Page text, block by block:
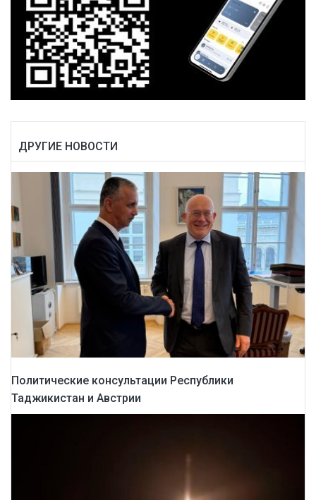
ДРУГИЕ НОВОСТИ
Политические консультации Республики
Таджикистан и Австрии